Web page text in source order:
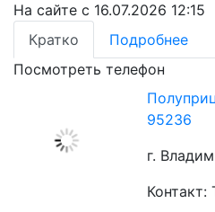
На сайте с 16.07.2026 12:15
Кратко
Подробнее
Посмотреть телефон
95236
г.
Контакт: